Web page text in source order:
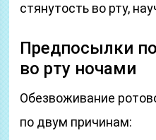
стянутость во рту,
Предпосылки
во рту ночами
Обезвоживание
по двум причинам: